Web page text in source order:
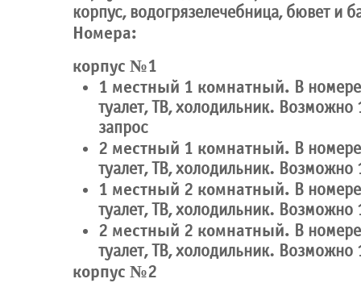
корпус, водогрязелечебница, бювет и
Номера:
корпус №1
1 местный 1 комнатный. В
туалет, ТВ, холодильник. Возможно
запрос
2 местный 1 комнатный. В
туалет, ТВ, холодильник. Возможно
1 местный 2 комнатный. В
туалет, ТВ, холодильник.
2 местный 2 комнатный. В
туалет, ТВ, холодильник. Возможно
корпус №2